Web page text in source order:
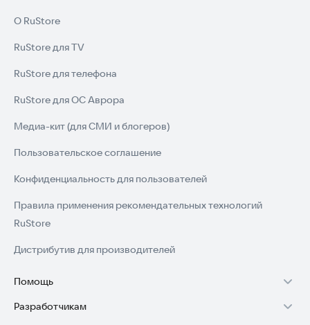
О RuStore
RuStore для TV
RuStore для телефона
RuStore для ОС Аврора
Медиа-кит (для СМИ и блогеров)
Пользовательское соглашение
Конфиденциальность для пользователей
Правила применения рекомендательных технологий
RuStore
Дистрибутив для производителей
Помощь
Установка RuStore на TV
Разработчикам